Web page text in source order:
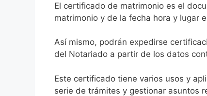
El certificado de matrimonio es el
matrimonio y de la fecha hora y lugar
Así mismo, podrán expedirse
del Notariado a partir de los datos
Este certificado tiene varios usos y
serie de trámites y gestionar asuntos